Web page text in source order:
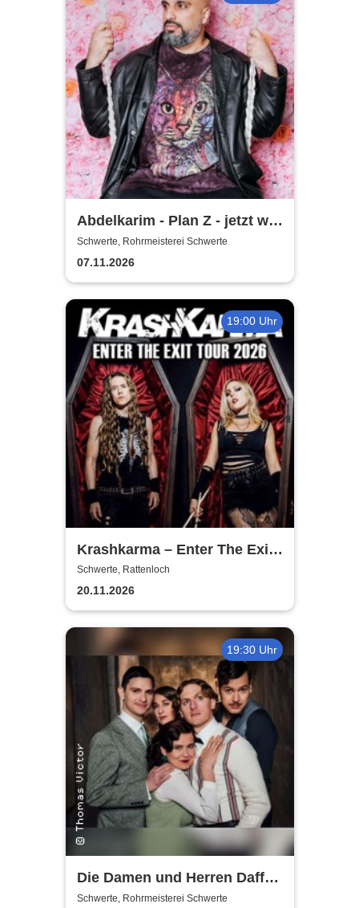
Abdelkarim - Plan Z - jetzt will
er´s wissen!
Schwerte, Rohrmeisterei Schwerte
07.11.2026
19:00 Uhr
Krashkarma – Enter The Exit
Tour 2026
Schwerte, Rattenloch
20.11.2026
19:30 Uhr
Die Damen und Herren Daffke
|Wie werde ich reich und
Schwerte, Rohrmeisterei Schwerte